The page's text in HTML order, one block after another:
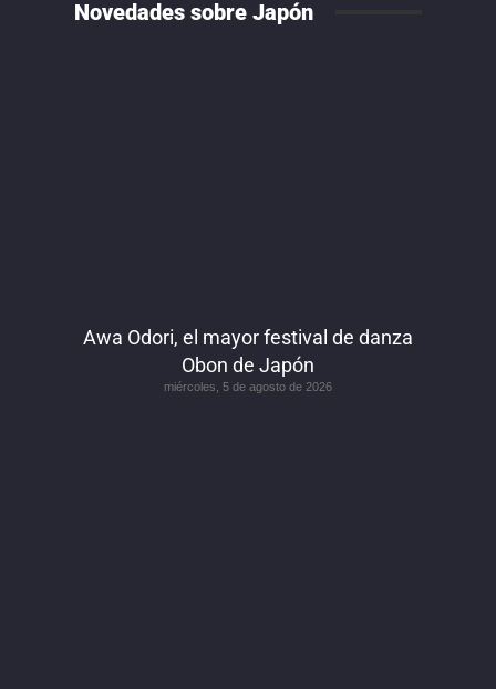
Novedades sobre Japón
Awa Odori, el mayor festival de danza
Obon de Japón
miércoles, 5 de agosto de 2026